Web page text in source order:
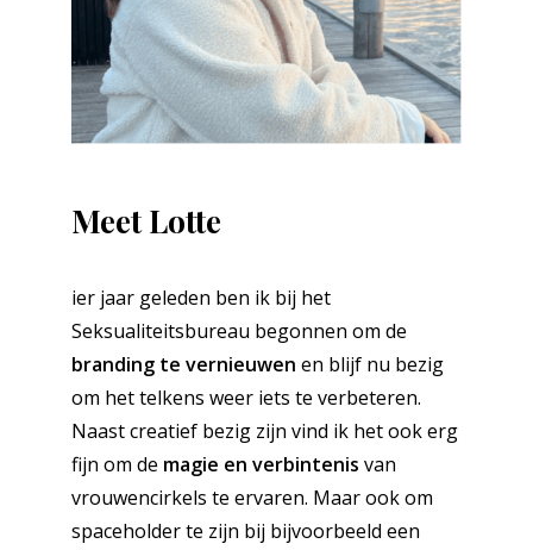
Meet Lotte
ier jaar geleden ben ik bij het
Seksualiteitsbureau begonnen om de
branding te vernieuwen en blijf nu bezig
om het telkens weer iets te verbeteren.
Naast creatief bezig zijn vind ik het ook erg
fijn om de magie en verbintenis van
vrouwencirkels te ervaren. Maar ook om
spaceholder te zijn bij bijvoorbeeld een